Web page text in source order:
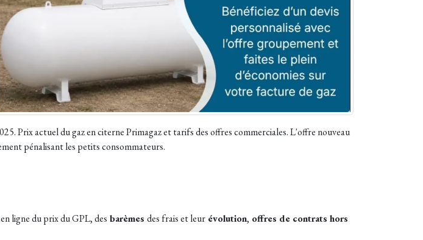
Prix actuel du gaz en citerne Primagaz et tarifs des offres commerciales. L'offre nouveau
pénalisant les petits consommateurs.
en ligne du prix du GPL, des barèmes des frais et leur évolution, offres de contrats hors